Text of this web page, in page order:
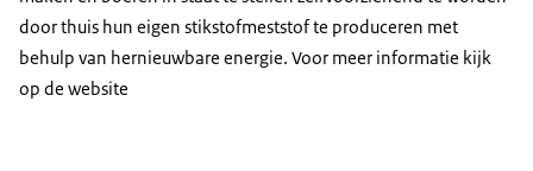
door thuis hun eigen stikstofmeststof te produceren met
behulp van hernieuwbare energie. Voor meer informatie kijk
op de website